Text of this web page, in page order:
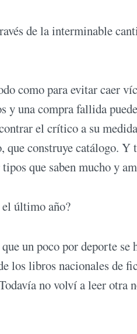
de la interminable
como para evitar caer
y una compra fallida
el crítico a su
que construye catálogo.
que saben mucho y
último año?
un poco por deporte se
los libros nacionales de
no volví a leer otra